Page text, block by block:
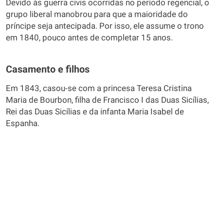
Devido às guerra civis ocorridas no período regencial, o
grupo liberal manobrou para que a maioridade do
príncipe seja antecipada. Por isso, ele assume o trono
em 1840, pouco antes de completar 15 anos.
Casamento e filhos
Em 1843, casou-se com a princesa Teresa Cristina
Maria de Bourbon, filha de Francisco I das Duas Sicílias,
Rei das Duas Sicílias e da infanta Maria Isabel de
Espanha.